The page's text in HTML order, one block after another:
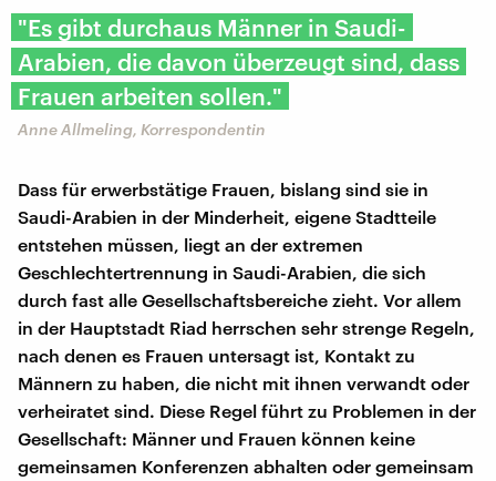
"Es gibt durchaus Männer in Saudi-
Arabien, die davon überzeugt sind, dass
Frauen arbeiten sollen."
Anne Allmeling, Korrespondentin
Dass für erwerbstätige Frauen, bislang sind sie in
Saudi-Arabien in der Minderheit, eigene Stadtteile
entstehen müssen, liegt an der extremen
Geschlechtertrennung in Saudi-Arabien, die sich
durch fast alle Gesellschaftsbereiche zieht. Vor allem
in der Hauptstadt Riad herrschen sehr strenge Regeln,
nach denen es Frauen untersagt ist, Kontakt zu
Männern zu haben, die nicht mit ihnen verwandt oder
verheiratet sind. Diese Regel führt zu Problemen in der
Gesellschaft: Männer und Frauen können keine
gemeinsamen Konferenzen abhalten oder gemeinsam